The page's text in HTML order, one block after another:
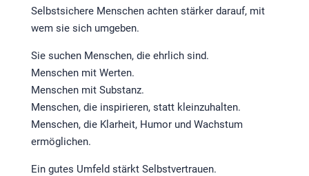
Selbstsichere Menschen achten stärker darauf, mit
wem sie sich umgeben.
Sie suchen Menschen, die ehrlich sind.
Menschen mit Werten.
Menschen mit Substanz.
Menschen, die inspirieren, statt kleinzuhalten.
Menschen, die Klarheit, Humor und Wachstum
ermöglichen.
Ein gutes Umfeld stärkt Selbstvertrauen.